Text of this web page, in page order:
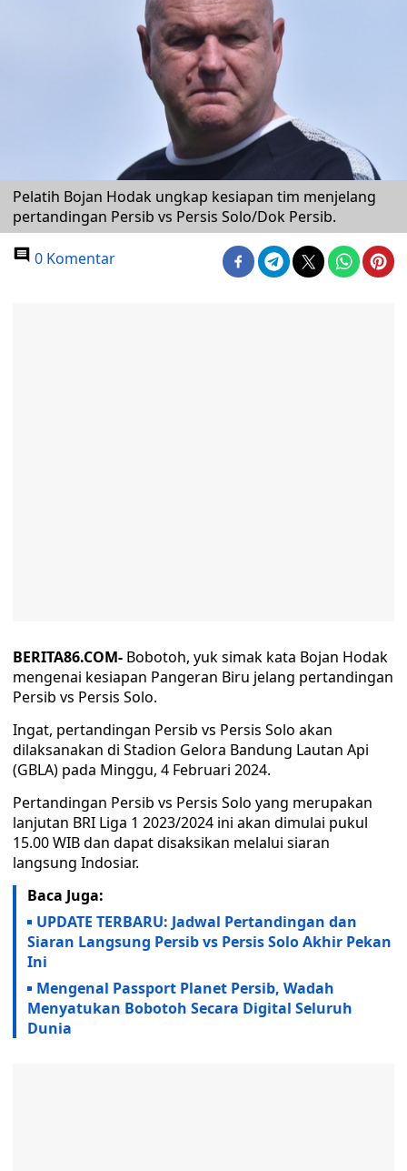
Pelatih Bojan Hodak ungkap kesiapan tim menjelang
pertandingan Persib vs Persis Solo/Dok Persib.
0 Komentar
BERITA86.COM- Bobotoh, yuk simak kata Bojan Hodak
mengenai kesiapan Pangeran Biru jelang pertandingan
Persib vs Persis Solo.
Ingat, pertandingan Persib vs Persis Solo akan
dilaksanakan di Stadion Gelora Bandung Lautan Api
(GBLA) pada Minggu, 4 Februari 2024.
Pertandingan Persib vs Persis Solo yang merupakan
lanjutan BRI Liga 1 2023/2024 ini akan dimulai pukul
15.00 WIB dan dapat disaksikan melalui siaran
langsung Indosiar.
Baca Juga:
UPDATE TERBARU: Jadwal Pertandingan dan
Siaran Langsung Persib vs Persis Solo Akhir Pekan
Ini
Mengenal Passport Planet Persib, Wadah
Menyatukan Bobotoh Secara Digital Seluruh
Dunia